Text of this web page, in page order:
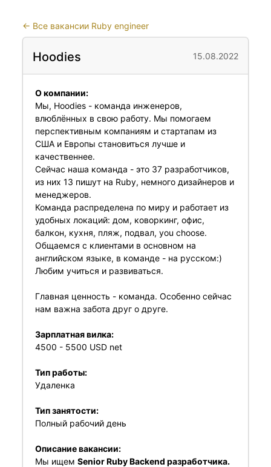
← Все вакансии Ruby engineer
Hoodies 15.08.2022
О компании:
Мы, Hoodies - команда инженеров,
влюблённых в свою работу. Мы помогаем
перспективным компаниям и стартапам из
США и Европы становиться лучше и
качественнее.
Сейчас наша команда - это 37 разработчиков,
из них 13 пишут на Ruby, немного дизайнеров и
менеджеров.
Команда распределена по миру и работает из
удобных локаций: дом, коворкинг, офис,
балкон, кухня, пляж, подвал, you choose.
Общаемся с клиентами в основном на
английском языке, в команде - на русском:)
Любим учиться и развиваться.
Главная ценность - команда. Особенно сейчас
нам важна забота друг о друге.
Зарплатная вилка:
4500 - 5500 USD net
Тип работы:
Удаленка
Тип занятости:
Полный рабочий день
Описание вакансии:
Мы ищем Senior Ruby Backend разработчика.